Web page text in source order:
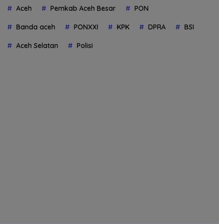
Aceh Pemkab Aceh Besar PON
Banda aceh PONXXI KPK DPRA BSI
Aceh Selatan Polisi